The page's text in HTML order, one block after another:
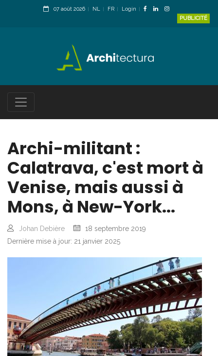
07 août 2026 NL FR
Login
PUBLICITÉ
Archi-militant :
Calatrava, c'est mort à
Venise, mais aussi à
Mons, à New-York...
Johan Debière
18 septembre 2019
Dernière mise à jour: 21 janvier 2025